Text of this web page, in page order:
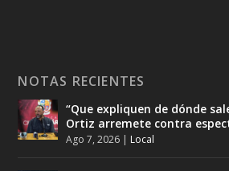
NOTAS RECIENTES
“Que expliquen de dónde
Ortiz arremete contra
Ago 7, 2026 | Local